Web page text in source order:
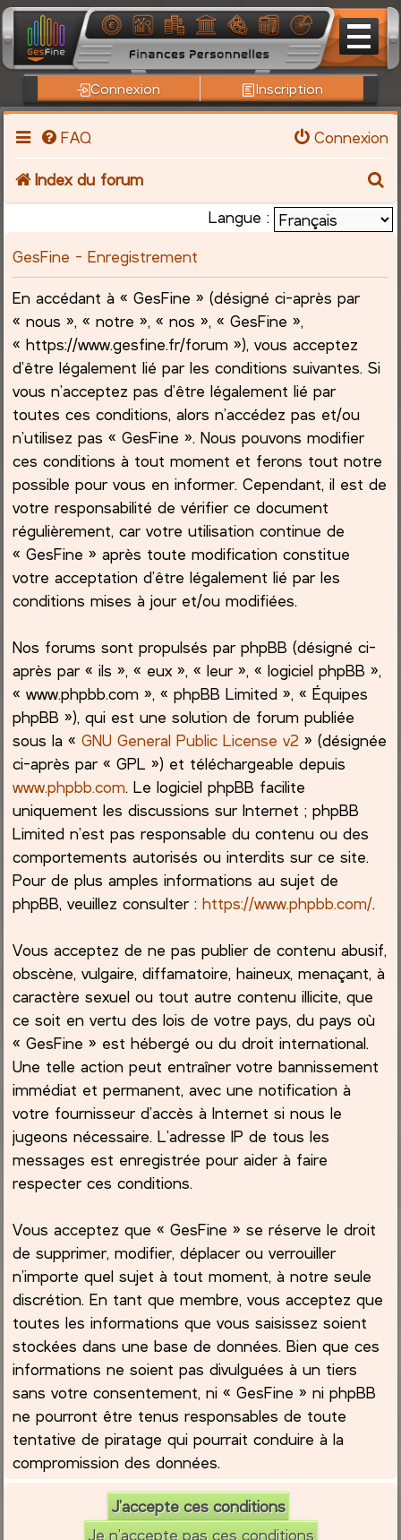
Connexion Inscription
FAQ Connexion
Index du forum
e
Langue :
GesFine - Enregistrement
En accédant à « GesFine » (désigné ci-après par
« nous », « notre », « nos », « GesFine »,
« https://www.gesfine.fr/forum »), vous acceptez
d’être légalement lié par les conditions suivantes. Si
vous n’acceptez pas d’être légalement lié par
toutes ces conditions, alors n’accédez pas et/ou
n’utilisez pas « GesFine ». Nous pouvons modifier
ces conditions à tout moment et ferons tout notre
possible pour vous en informer. Cependant, il est de
votre responsabilité de vérifier ce document
régulièrement, car votre utilisation continue de
« GesFine » après toute modification constitue
votre acceptation d’être légalement lié par les
conditions mises à jour et/ou modifiées.
Nos forums sont propulsés par phpBB (désigné ci-
après par « ils », « eux », « leur », « logiciel phpBB »,
« www.phpbb.com », « phpBB Limited », « Équipes
phpBB »), qui est une solution de forum publiée
sous la «GNU General Public License v2 » (désignée
ci-après par « GPL ») et téléchargeable depuis
www.phpbb.com. Le logiciel phpBB facilite
uniquement les discussions sur Internet ; phpBB
Limited n’est pas responsable du contenu ou des
comportements autorisés ou interdits sur ce site.
Pour de plus amples informations au sujet de
phpBB, veuillez consulter :https://www.phpbb.com/.
Vous acceptez de ne pas publier de contenu abusif,
obscène, vulgaire, diffamatoire, haineux, menaçant, à
caractère sexuel ou tout autre contenu illicite, que
ce soit en vertu des lois de votre pays, du pays où
« GesFine » est hébergé ou du droit international.
Une telle action peut entraîner votre bannissement
immédiat et permanent, avec une notification à
votre fournisseur d’accès à Internet si nous le
jugeons nécessaire. L’adresse IP de tous les
messages est enregistrée pour aider à faire
respecter ces conditions.
Vous acceptez que « GesFine » se réserve le droit
de supprimer, modifier, déplacer ou verrouiller
n’importe quel sujet à tout moment, à notre seule
discrétion. En tant que membre, vous acceptez que
toutes les informations que vous saisissez soient
stockées dans une base de données. Bien que ces
informations ne soient pas divulguées à un tiers
sans votre consentement, ni « GesFine » ni phpBB
ne pourront être tenus responsables de toute
tentative de piratage qui pourrait conduire à la
compromission des données.